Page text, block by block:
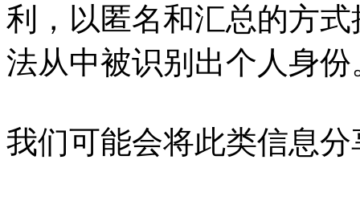
利，以匿名和汇总的方
法从中被识别出个人身份
我们可能会将此类信息分